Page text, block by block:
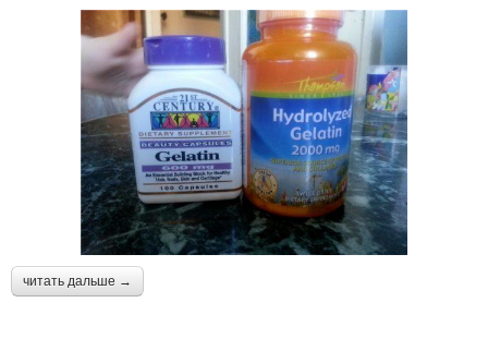
читать дальше →